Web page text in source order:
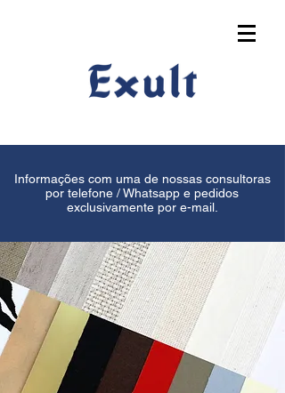
Informações com uma de nossas consultoras
por telefone / Whatsapp e pedidos
exclusivamente por e-mail.